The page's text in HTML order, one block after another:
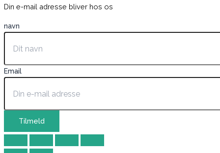
Din e-mail adresse bliver hos os
navn
Email
Tilmeld